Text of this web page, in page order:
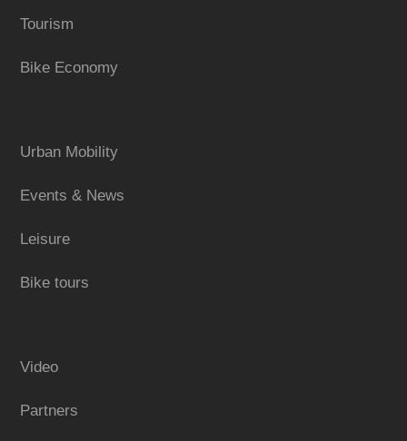
Tourism
Bike Economy
Urban Mobility
Events & News
Leisure
Bike tours
Video
Partners